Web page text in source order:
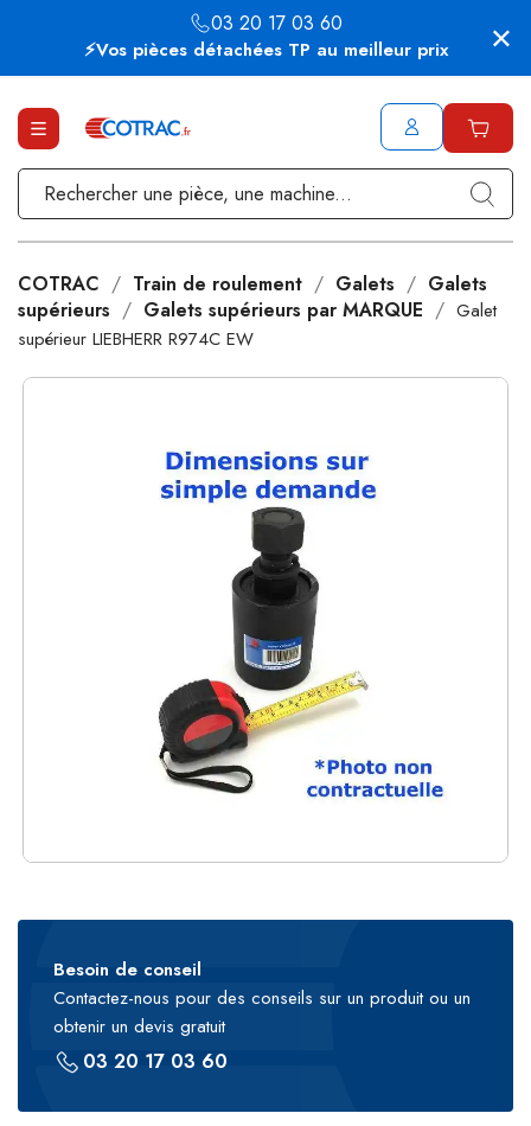
⚡Vos pièces détachées TP au meilleur prix
03 20 17 03 60
COTRAC Train de roulement Galets
Galets
supérieurs
Galets supérieurs par MARQUE
Galet
supérieur LIEBHERR R974C EW
Besoin de conseil
Contactez-nous pour des conseils sur un produit ou un
obtenir un devis gratuit
03 20 17 03 60